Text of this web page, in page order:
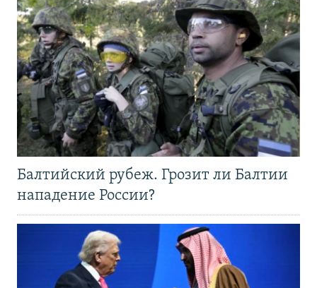
Балтийский рубеж. Грозит ли Балтии
нападение России?